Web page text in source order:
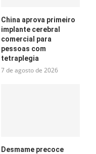
China aprova primeiro
implante cerebral
comercial para
pessoas com
tetraplegia
7 de agosto de 2026
Desmame precoce